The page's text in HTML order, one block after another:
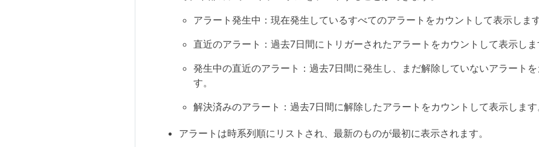
アラート発生中：現在発生しているすべてのアラートをカウントして表示します
直近のアラート：過去7日間にトリガーされたアラートをカウントして表示しま
発生中の直近のアラート：過去7日間に発生し、まだ解除していないアラート
す。
解決済みのアラート：過去7日間に解除したアラートをカウントして表示します
アラートは時系列順にリストされ、最新のものが最初に表示されます。